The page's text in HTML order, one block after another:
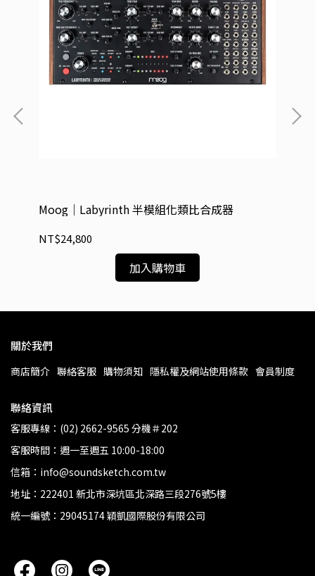
Moog｜Labyrinth 半模組化類比合成器
NT$24,800
加入購物車
關於我們
商店簡介 聯絡客服 購物須知 隱私權及網站使用條款 會員制度
聯絡資訊
客服專線：(02) 2662-9565 分機＃202
客服時間：週一至週五 10:00-18:00
信箱：info@soundsketch.com.tw
地址：222401 新北市深坑區北深路三段276號5樓
統一編號：29045174 穎凱國際股份有限公司